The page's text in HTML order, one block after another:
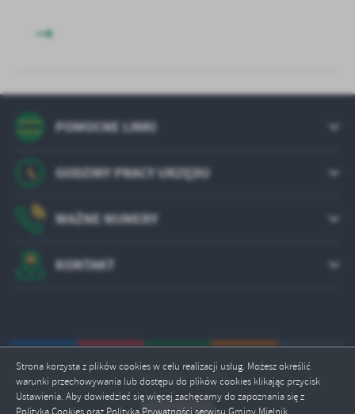
Strona korzysta z plików cookies w celu realizacji usług. Możesz określić
warunki przechowywania lub dostępu do plików cookies klikając przycisk
Ustawienia. Aby dowiedzieć się więcej zachęcamy do zapoznania się z
Polityka Cookies oraz Polityką Prywatności serwisu Gminy Mielnik
POMOCNE LINKI
GODZINY PRACY URZĘDU
WAŻNE NUMERY
KONTAKT
Odwiedzin: 321417